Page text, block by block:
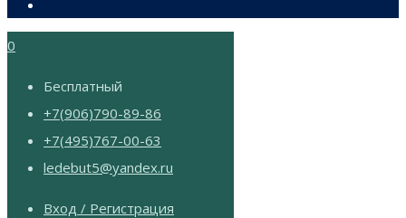
0
Бесплатный
+7(906)790-89-86
+7(495)767-00-63
ledebut5@yandex.ru
Вход / Регистрация